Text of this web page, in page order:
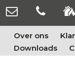
Over ons
Downloads